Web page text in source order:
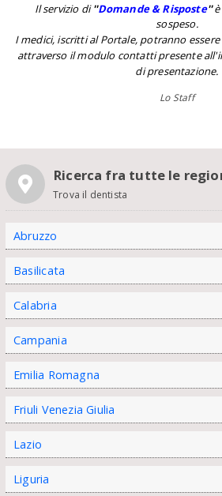
Il servizio di''Domande & Risposte''
sospeso.
I medici, iscritti al Portale, potranno
attraverso il modulo contatti presente
di presentazione.
Lo Staff
Ricerca fra tutte le
Trova il dentista
Abruzzo
Basilicata
Calabria
Campania
Emilia Romagna
Friuli Venezia Giulia
Lazio
Liguria